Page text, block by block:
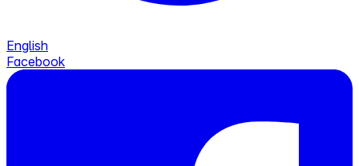
English
Facebook